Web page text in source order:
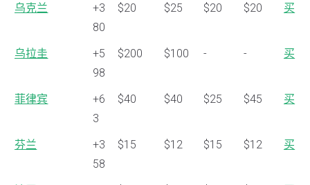
乌克兰
+3
80
$20 $25 $20 $20 买
乌拉圭
+5
98
$200 $100 - - 买
菲律宾
+6
3
$40 $40 $25 $45 买
芬兰
+3
58
$15 $12 $15 $12 买